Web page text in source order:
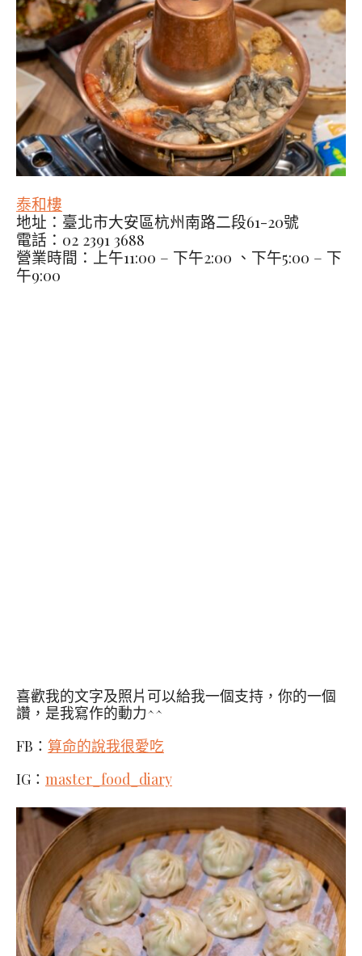
泰和樓
地址：臺北市大安區杭州南路二段61-20號
電話：02 2391 3688
營業時間：上午11:00 – 下午2:00 、下午5:00 – 下
午9:00
喜歡我的文字及照片可以給我一個支持，你的一個
讚，是我寫作的動力^^
FB： 算命的說我很愛吃
IG： master_food_diary